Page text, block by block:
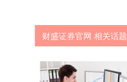
财盛证券官网 相关话题